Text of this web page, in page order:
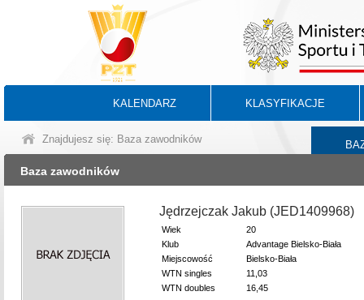
KALENDARZ KLASYFIKACJE
Znajdujesz się: Baza zawodników
Baza zawodników
Jędrzejczak Jakub (JED1409968)
Wiek
20
Klub
Advantage Bielsko-Biała
Miejscowość
Bielsko-Biała
WTN singles
11,03
WTN doubles
16,45